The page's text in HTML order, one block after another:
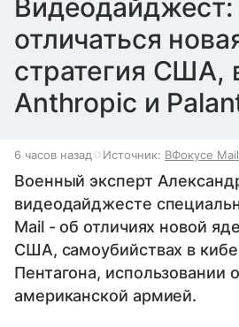
отличаться
стратегия США,
Anthropic и
6 часов назад Источник: ВФокусе Mail
Военный эксперт
видеодайджесте
Mail - об отличиях новой
США, самоубийствах в
Пентагона, использовании
американской армией.